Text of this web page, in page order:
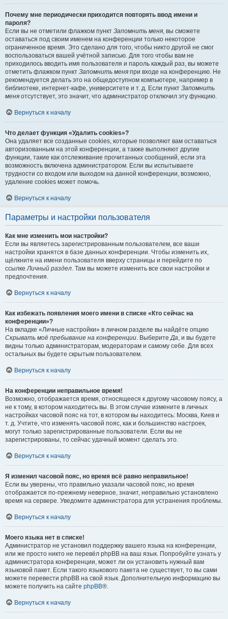
Почему мне периодически приходится повторять ввод имени и
пароля?
Если вы не отметили флажком пункт Запомнить меня, вы сможете
оставаться под своим именем на конференции только некоторое
ограниченное время. Это сделано для того, чтобы никто другой не смог
воспользоваться вашей учётной записью. Для того чтобы вам не
приходилось вводить имя пользователя и пароль каждый раз, вы можете
отметить флажком пункт Запомнить меня при входе на конференцию. Не
рекомендуется делать это на общедоступном компьютере, например в
библиотеке, интернет-кафе, университете и т. д. Если пункт Запомнить
меня отсутствует, это значит, что администратор отключил эту функцию.
Вернуться к началу
Что делает функция «Удалить cookies»?
Она удаляет все созданные cookies, которые позволяют вам оставаться
авторизованным на этой конференции, а также выполняют другие
функции, такие как отслеживание прочитанных сообщений, если эта
возможность включена администратором. Если вы испытываете
трудности со входом или выходом на данной конференции, возможно,
удаление cookies может помочь.
Вернуться к началу
Параметры и настройки пользователя
Как мне изменить мои настройки?
Если вы являетесь зарегистрированным пользователем, все ваши
настройки хранятся в базе данных конференции. Чтобы изменить их,
щёлкните на имени пользователя вверху страницы и перейдите по
ссылкеЛичный раздел. Там вы можете изменить все свои настройки и
предпочтения.
Вернуться к началу
Как избежать появления моего имени в списке «Кто сейчас на
конференции»?
На вкладке «Личные настройки» в личном разделе вы найдёте опцию
Скрывать моё пребывание на конференции. ВыберитеДа, и вы будете
видны только администраторам, модераторам и самому себе. Для всех
остальных вы будете скрытым пользователем.
Вернуться к началу
На конференции неправильное время!
Возможно, отображается время, относящееся к другому часовому поясу, а
не к тому, в котором находитесь вы. В этом случае измените в личных
настройках часовой пояс на тот, в котором вы находитесь: Москва, Киев и
т. д. Учтите, что изменять часовой пояс, как и большинство настроек,
могут только зарегистрированные пользователи. Если вы не
зарегистрированы, то сейчас удачный момент сделать это.
Вернуться к началу
Я изменил часовой пояс, но время всё равно неправильное!
Если вы уверены, что правильно указали часовой пояс, но время
отображается по-прежнему неверное, значит, неправильно установлено
время на сервере. Уведомите администратора для устранения проблемы.
Вернуться к началу
Моего языка нет в списке!
Администратор не установил поддержку вашего языка на конференции,
или же просто никто не перевёл phpBB на ваш язык. Попробуйте узнать у
администратора конференции, может ли он установить нужный вам
языковой пакет. Если такого языкового пакета не существует, то вы сами
можете перевести phpBB на свой язык. Дополнительную информацию вы
можете получить на сайте phpBB®.
Вернуться к началу